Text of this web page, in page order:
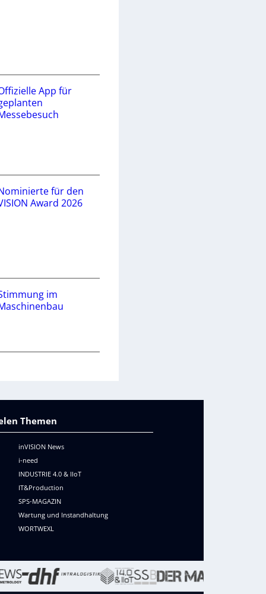
App für
für den
Award 2026
im
Themen
inVISION News
i-need
INDUSTRIE 4.0 & IIoT
IT&Production
SPS-MAGAZIN
Wartung und Instandhaltung
WORTWEXL